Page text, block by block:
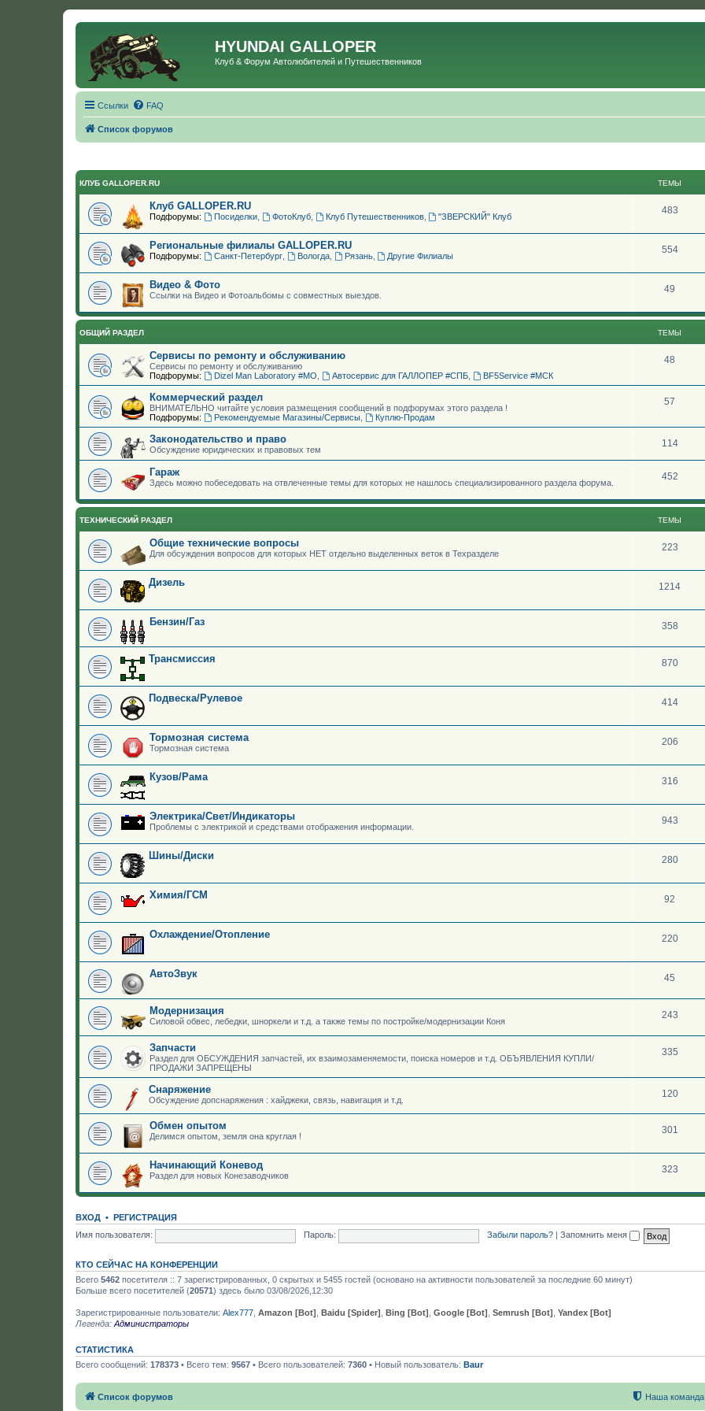
HYUNDAI GALLOPER
Клуб & Форум Автолюбителей и Путешественников
Ссылки FAQ
Список форумов
КЛУБ GALLOPER.RU ТЕМЫ
Клуб GALLOPER.RU
Подфорумы: Посиделки, ФотоКлуб, Клуб Путешественников, "ЗВЕРСКИЙ" Клуб
483
Региональные филиалы GALLOPER.RU
Подфорумы: Санкт-Петербург, Вологда, Рязань, Другие Филиалы
554
Видео & Фото
Ссылки на Видео и Фотоальбомы с совместных выездов.
49
ОБЩИЙ РАЗДЕЛ ТЕМЫ
Сервисы по ремонту и обслуживанию
Сервисы по ремонту и обслуживанию
Подфорумы:
Dizel Man Laboratory #МО Автосервис для ГАЛЛОПЕР #СПБ, BF5Service #МСК
48
Коммерческий раздел
ВНИМАТЕЛЬНО читайте условия размещения сообщений в подфорумах этого раздела !
Подфорумы:
Рекомендуемые Магазины/Сервисы, Куплю-Продам
57
Законодательство и право
Обсуждение юридических и правовых тем
114
Гараж
Здесь можно побеседовать на отвлеченные темы для которых не нашлось специализированного раздела форума.
452
ТЕХНИЧЕСКИЙ РАЗДЕЛ ТЕМЫ
Общие технические вопросы
Для обсуждения вопросов для которых НЕТ отдельно выделенных веток в Техразделе
223
Дизель 1214
Бензин/Газ 358
Трансмиссия 870
Подвеска/Рулевое 414
Тормозная система
Тормозная система
206
Кузов/Рама 316
Электрика/Свет/Индикаторы
Проблемы с электрикой и средствами отображения информации.
943
Шины/Диски 280
Химия/ГСМ 92
Охлаждение/Отопление 220
АвтоЗвук 45
Модернизация
Силовой обвес, лебедки, шноркели и т.д. а также темы по постройке/модернизации Коня
243
Запчасти
Раздел для ОБСУЖДЕНИЯ запчастей, их взаимозаменяемости, поиска номеров и т.д. ОБЪЯВЛЕНИЯ КУПЛИ/
ПРОДАЖИ ЗАПРЕЩЕНЫ
335
Снаряжение
Обсуждение допснаряжения : хайджеки, связь, навигация и т.д.
120
Обмен опытом
Делимся опытом, земля она круглая !
301
Начинающий Коневод
Раздел для новых Конезаводчиков
323
ВХОД • РЕГИСТРАЦИЯ
Имя пользователя:
Пароль: Забыли пароль? Запомнить меня
КТО СЕЙЧАС НА КОНФЕРЕНЦИИ
Всего 5462 посетителя :: 7 зарегистрированных, 0 скрытых и 5455 гостей (основано на активности пользователей за последние 60 минут)
Больше всего посетителей (20571) здесь было 03/08/2026,12:30
Зарегистрированные пользователи: Alex777 Amazon [Bot] Baidu [Spider] Bing [Bot] Google [Bot] Semrush [Bot] Yandex [Bot]
Легенда: Администраторы
СТАТИСТИКА
Всего сообщений: 178373 • Всего тем: 9567 • Всего пользователей: 7360 • Новый пользователь: Baur
Список форумов Наша команда